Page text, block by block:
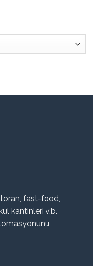
fast-food,
kantinleri v.b.